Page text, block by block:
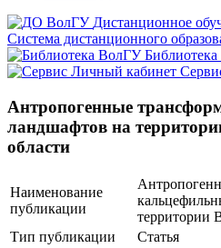
Дистанционное
Система дистанционного
Антропогенные
ландшафтов на
области
Наименование
публикации
территории
Тип публикации
Статья